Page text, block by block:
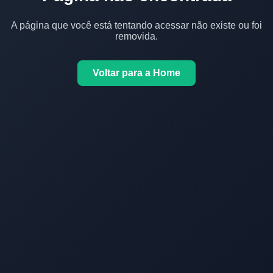
A página que você está tentando acessar não existe ou foi
removida.
Voltar para a Home